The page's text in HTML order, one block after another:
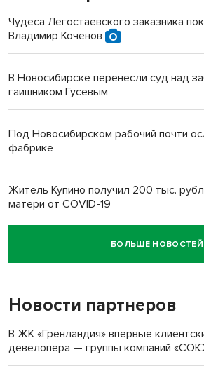
Чудеса Легостаевского заказника
Владимир Коченов
В Новосибирске перенесли суд над
гаишником Гусевым
Под Новосибирском рабочий почти
фабрике
Житель Купино получил 200 тыс.
матери от COVID-19
Новосибирский суд наказал водителя
пенсионерки на вокзале
БОЛЬШЕ НОВОСТЕЙ
Новости партнеров
В ЖК «Гренландия» впервые
девелопера — группы компаний